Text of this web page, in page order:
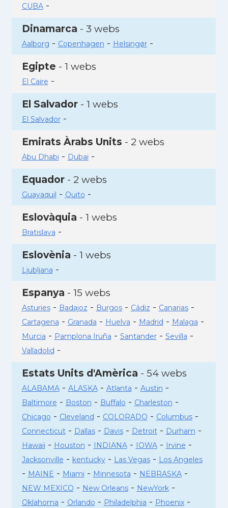
CUBA-
Dinamarca - 3 webs
Aalborg - Copenhagen - Helsingør-
Egipte - 1 webs
El Caire -
El Salvador- 1 webs
El Salvador-
Emirats Àrabs Units - 2 webs
Abu Dhabi - Dubai -
Equador- 2 webs
Guayaquil - Quito -
Eslovàquia - 1 webs
Bratislava -
Eslovènia - 1 webs
Ljubljana -
Espanya - 15 webs
Asturies- Badajoz - Burgos- Cádiz - Canarias-
Cartagena - Granada - Huelva - Madrid - Malaga -
Murcia - Pamplona Iruña - Santander- Sevilla -
Valladolid -
Estats Units d'Amèrica - 54 webs
ALABAMA- ALASKA- Atlanta - Austin -
Baltimore - Boston - Buffalo - Charleston -
Chicago - Cleveland - COLORADO - Columbus-
Connecticut- Dallas- Davis- Detroit- Durham -
Hawaii - Houston - INDIANA- IOWA- Irvine -
Jacksonville - kentucky- Las Vegas- Los Angeles
- MAINE - Miami - Minnesota - NEBRASKA-
NEW MEXICO - New Orleans- NewYork-
Oklahoma - Orlando - Philadelphia - Phoenix-